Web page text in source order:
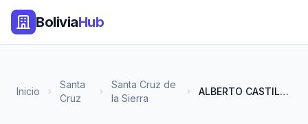
BoliviaHub
Inicio
Santa
Cruz
Santa Cruz de
la Sierra
ALBERTO CASTILLO CARDOZO